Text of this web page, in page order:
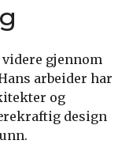
gjennom
arbeider har
og
design